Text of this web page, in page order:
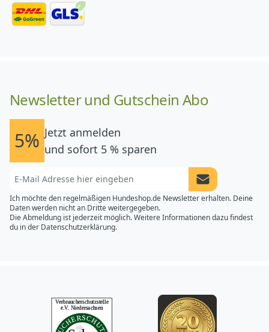
Newsletter und Gutschein Abo
5% Jetzt anmelden
und sofort 5 % sparen
Newsletter
Ich möchte den regelmäßigen Hundeshop.de Newsletter erhalten. Deine
Daten werden nicht an Dritte weitergegeben.
Die Abmeldung ist jederzeit möglich. Weitere Informationen dazu findest
du in der Datenschutzerklärung.